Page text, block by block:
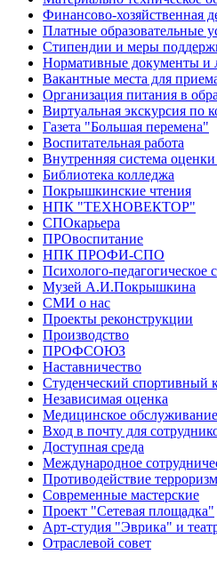
Финансово-хозяйственная
Платные образовательные
Стипендии и меры
Нормативные документы и
Вакантные места для
Организация питания в
Виртуальная экскурсия по
Газета "Большая перемена"
Воспитательная работа
Внутренняя система оценки
Библиотека колледжа
Покрышкинские чтения
НПК "ТЕХНОВЕКТОР"
СПОкарьера
ПРОвоспитание
НПК ПРОФИ-СПО
Психолого-педагогическое
Музей А.И.Покрышкина
СМИ о нас
Проекты реконструкции
Производство
ПРОФСОЮЗ
Наставничество
Студенческий спортивный
Независимая оценка
Медицинское обслуживание
Вход в почту для
Доступная среда
Международное
Противодействие
Современные мастерские
Проект "Сетевая площадка"
Арт-студия "Эврика" и
Отраслевой совет